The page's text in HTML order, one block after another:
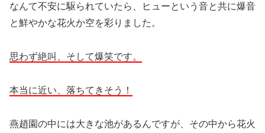
なんて不安に駆られていたら、ヒューという音と共に爆音
と鮮やかな花火か空を彩りました。
思わず絶叫、そして爆笑です。
本当に近い、落ちてきそう！
燕趙園の中には大きな池があるんですが、その中から花火